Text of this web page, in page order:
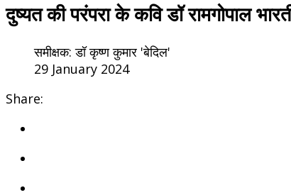
दुष्यत की परंपरा के कवि डॉ रामगोपाल
समीक्षक: डॉ कृष्ण कुमार 'बेदिल'
29 January 2024
Share: